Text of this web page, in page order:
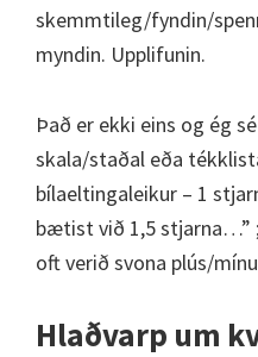
skemmtileg/fyndin/
myndin. Upplifunin.
Það er ekki eins og ég
skala/staðal eða
bílaeltingaleikur – 1
bætist við 1,5 stjarna…”
oft verið svona plús/
Hlaðvarp um